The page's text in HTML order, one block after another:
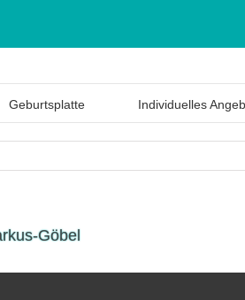
Geburtsplatte Individuelles
Göbel